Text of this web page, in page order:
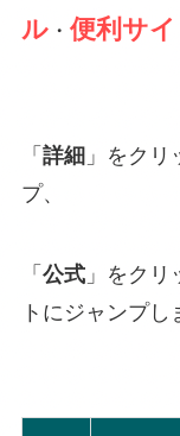
ル・ 便利サ
「 詳細 」をク
プ、
「 公式」をクリ
トにジャンプし